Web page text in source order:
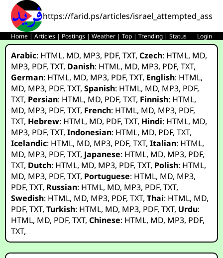
https://farid.ps/articles/
Home |Articles | Postings |Weather |Top |Trending |Status Login
Arabic: HTML, MD, MP3, PDF,TXT,Czech: HTML, MD,
MP3, PDF,TXT, Danish: HTML, MD, MP3, PDF,TXT,
German: HTML, MD, MP3, PDF,TXT, English: HTML,
MD, MP3, PDF,TXT,Spanish: HTML, MD, MP3, PDF,
TXT, Persian: HTML, MD, PDF,TXT, Finnish: HTML,
MD, MP3, PDF,TXT, French: HTML, MD, MP3, PDF,
TXT, Hebrew: HTML, MD, PDF,TXT, Hindi: HTML, MD,
MP3, PDF,TXT,Indonesian: HTML, MD, PDF,TXT,
Icelandic: HTML, MD, MP3, PDF,TXT,Italian: HTML,
MD, MP3, PDF,TXT, Japanese: HTML, MD, MP3, PDF,
TXT, Dutch: HTML, MD, MP3, PDF,TXT, Polish: HTML,
MD, MP3, PDF,TXT, Portuguese: HTML, MD, MP3,
PDF,TXT, Russian: HTML, MD, MP3, PDF,TXT,
Swedish: HTML, MD, MP3, PDF,TXT,Thai: HTML, MD,
PDF,TXT,Turkish: HTML, MD, MP3, PDF,TXT, Urdu:
HTML, MD, PDF,TXT,Chinese: HTML, MD, MP3, PDF,
TXT,